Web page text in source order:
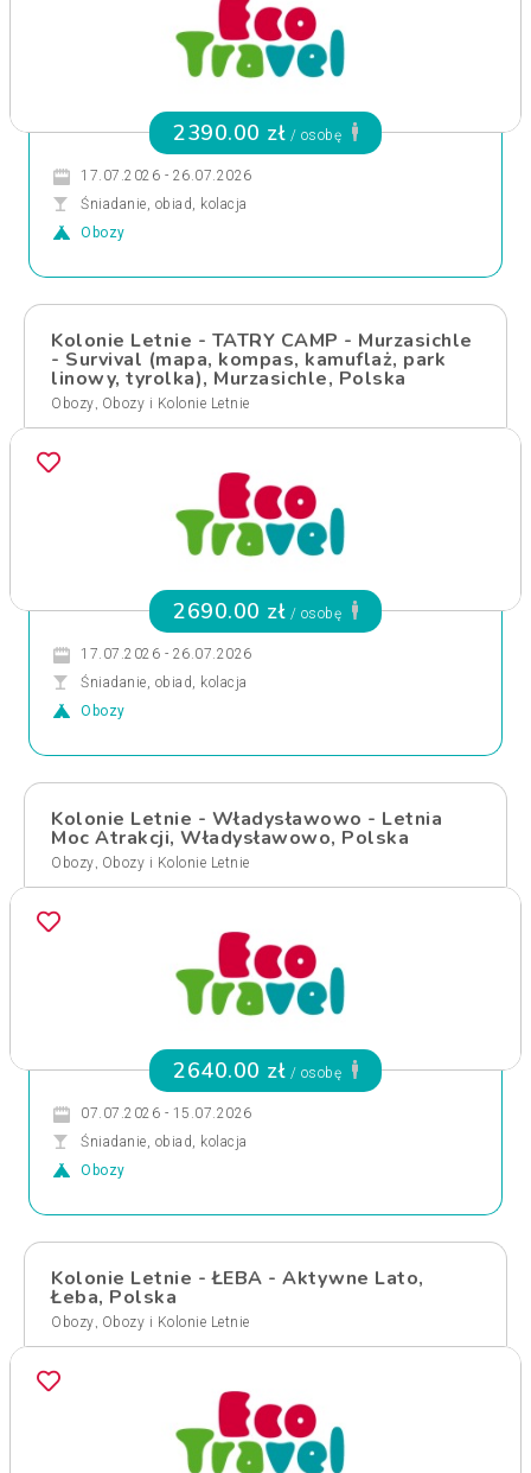
2390.00 zł / osobę
17.07.2026 - 26.07.2026
Śniadanie, obiad, kolacja
Obozy
Kolonie Letnie - TATRY CAMP - Murzasichle
- Survival (mapa, kompas, kamuflaż, park
linowy, tyrolka), Murzasichle, Polska
Obozy, Obozy i Kolonie Letnie
2690.00 zł / osobę
17.07.2026 - 26.07.2026
Śniadanie, obiad, kolacja
Obozy
Kolonie Letnie - Władysławowo - Letnia
Moc Atrakcji, Władysławowo, Polska
Obozy, Obozy i Kolonie Letnie
2640.00 zł / osobę
07.07.2026 - 15.07.2026
Śniadanie, obiad, kolacja
Obozy
Kolonie Letnie - ŁEBA - Aktywne Lato,
Łeba, Polska
Obozy, Obozy i Kolonie Letnie